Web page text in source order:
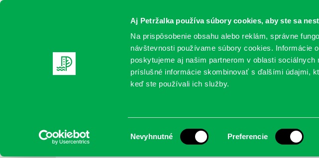
Aj Petržalka používa súbory cookies, aby ste sa
Na prispôsobenie obsahu alebo reklám, správne
návštevnosti používame súbory cookies. Informácie
poskytujeme aj našim partnerom v oblasti
príslušné informácie skombinovať s ďalšími údajmi,
keď ste používali ich služby.
súhlasu
Nevyhnutné Preferencie
REGISTRUJTE SA ONLINE KATALÓGY SLUŽBY
Jiří Březina: Mimo obraz